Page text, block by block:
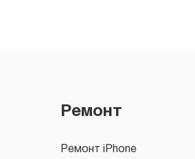
Ремонт
Ремонт iPhone